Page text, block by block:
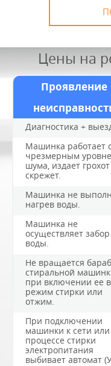
Цены на
Проявление
Диагностика +
Машинка работает с
чрезмерным
шума, издает
скрежет.
Машинка не
нагрев воды.
Машинка не
осуществляет забор
воды.
Не вращается
стиральной
при включении ее в
режим стирки или
отжим.
При подключении
машинки к сети
процессе стирки
электропитания
выбивает автомат